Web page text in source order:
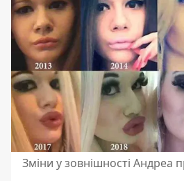
Зміни у зовнішності Андреа